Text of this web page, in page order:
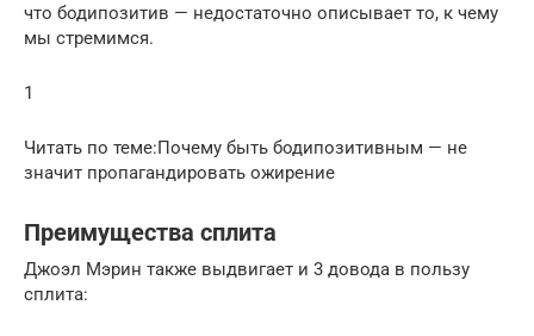
что бодипозитив — недостаточно описывает то, к чему
мы стремимся.
1
Читать по теме:Почему быть бодипозитивным — не
значит пропагандировать ожирение
Преимущества сплита
Джоэл Мэрин также выдвигает и 3 довода в пользу
сплита: